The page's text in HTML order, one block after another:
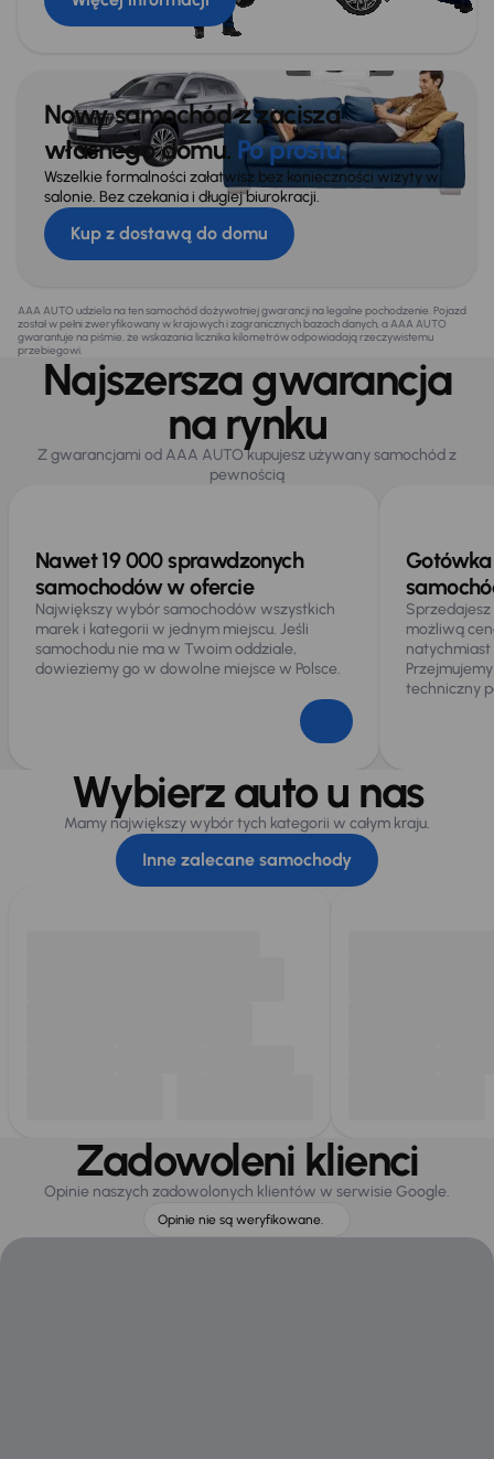
Nowy samochód z zacisza
własnego domu. Po prostu.
Wszelkie formalności załatwisz bez konieczności wizyty w
salonie. Bez czekania i długiej biurokracji.
Kup z dostawą do domu
AAA AUTO udziela na ten samochód dożywotniej gwarancji na legalne pochodzenie. Pojazd
został w pełni zweryfikowany w krajowych i zagranicznych bazach danych, a AAA AUTO
gwarantuje na piśmie, że wskazania licznika kilometrów odpowiadają rzeczywistemu
przebiegowi.
Najszersza gwarancja
na rynku
Z gwarancjami od AAA AUTO kupujesz używany samochód z
pewnością
Nawet 19 000 sprawdzonych
samochodów w ofercie
Największy wybór samochodów wszystkich
marek i kategorii w jednym miejscu. Jeśli
samochodu nie ma w Twoim oddziale,
dowieziemy go w dowolne miejsce w Polsce.
możliwą
techniczny
Wybierz auto u nas
Mamy największy wybór tych kategorii w całym kraju.
Inne zalecane samochody
Zadowoleni klienci
Opinie naszych zadowolonych klientów w serwisie Google.
Opinie nie są weryfikowane.